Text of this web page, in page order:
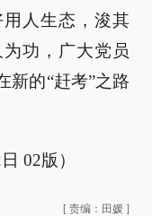
人生态，浚其
功，广大党员
新的“赶考”之路
02版）
[ 责编：田媛 ]